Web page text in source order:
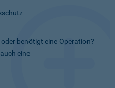
benötigt eine Operation?
eine